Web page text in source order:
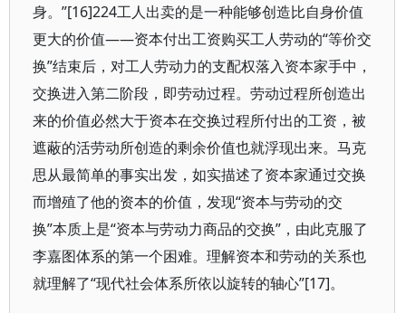
身。”[16]224工人出卖的是一种能够创造比自身价值
更大的价值——资本付出工资购买工人劳动的“等价交
换”结束后，对工人劳动力的支配权落入资本家手中，
交换进入第二阶段，即劳动过程。劳动过程所创造出
来的价值必然大于资本在交换过程所付出的工资，被
遮蔽的活劳动所创造的剩余价值也就浮现出来。马克
思从最简单的事实出发，如实描述了资本家通过交换
而增殖了他的资本的价值，发现“资本与劳动的交
换”本质上是“资本与劳动力商品的交换”，由此克服了
李嘉图体系的第一个困难。理解资本和劳动的关系也
就理解了“现代社会体系所依以旋转的轴心”[17]。